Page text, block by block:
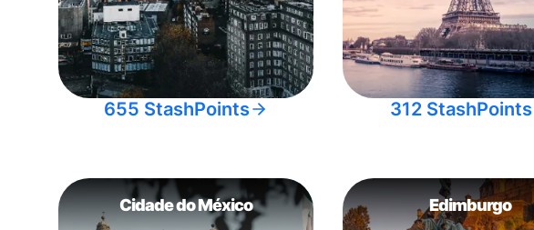
655 StashPoints 312 StashPoints
Cidade do México Edimburgo